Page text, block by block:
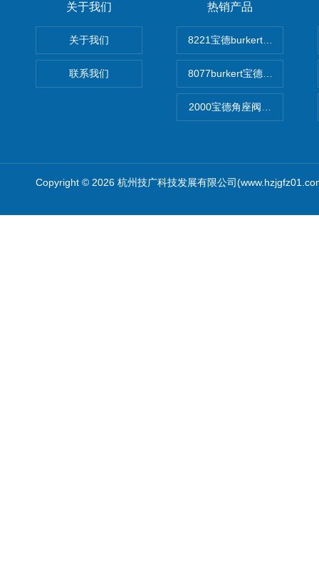
关于我们
关于我们
联系我们
热销产品
8221宝德burkert电导率探头
8077burkert宝德椭圆齿轮脉
2000宝德角座阀德国宝帝
Copyright © 2026 杭州技广科技发展有限公司